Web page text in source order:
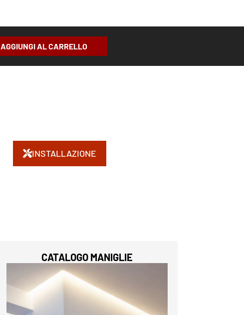
AGGIUNGI AL CARRELLO
INSTALLAZIONE
CATALOGO MANIGLIE